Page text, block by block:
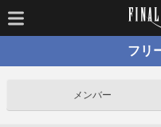
フリ
メンバー